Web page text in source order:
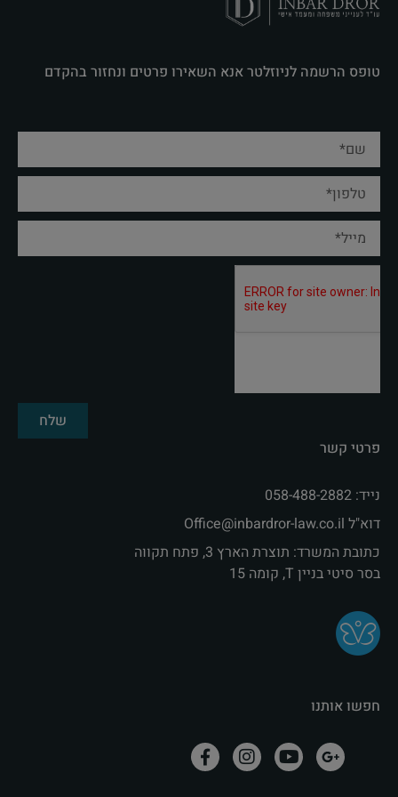
חפשו אותנו
פרטי קשר
נייד: 058-488-2882
דוא"ל Office@inbardror-law.co.il‏
כתובת המשרד: תוצרת הארץ 3, פתח תקווה
בסר סיטי בניין T, קומה 15
טופס הרשמה לניוזלטר אנא השאירו פרטים ונחזור בהקדם
שלח